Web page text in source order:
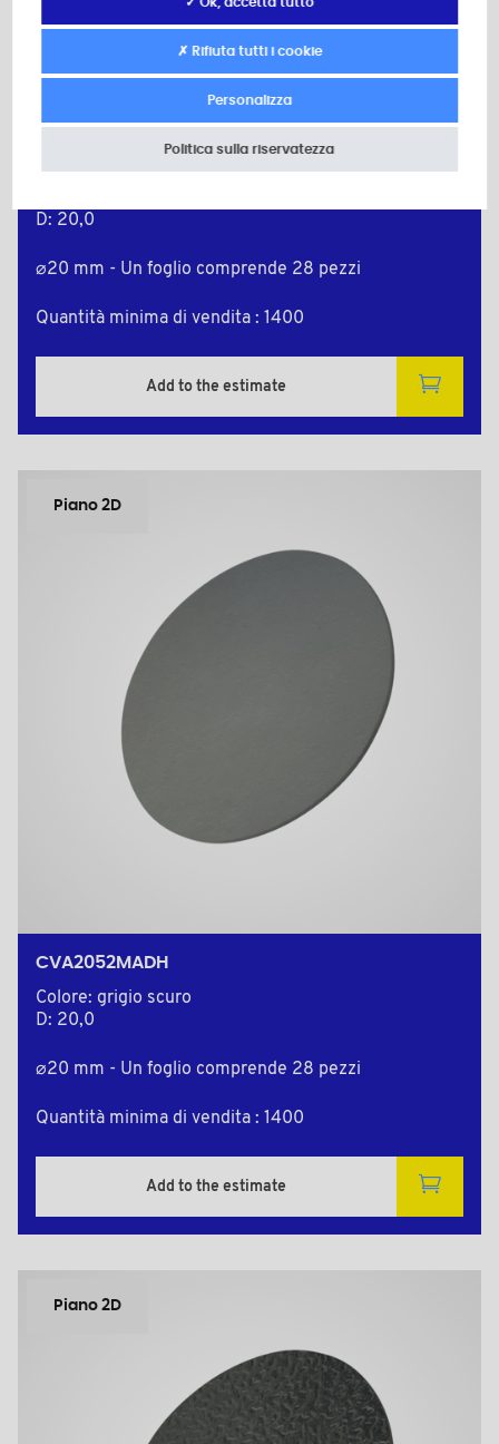
D: 20,0
⌀20 mm - Un foglio comprende 28 pezzi
Quantità minima di vendita : 1400
Add to the estimate
Piano 2D
CVA2052MADH
Colore: grigio scuro
D: 20,0
⌀20 mm - Un foglio comprende 28 pezzi
Quantità minima di vendita : 1400
Add to the estimate
Piano 2D
✗ Rifiuta tutti i cookie
Personalizza
Politica sulla riservatezza